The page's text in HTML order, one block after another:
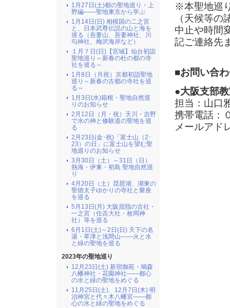
※本聖地巡
（天候等
中止や時間
記ご連絡先
■お問い合
●大阪支部
担当：山口
携帯電話：
メールアド
1月27日(土)都の聖地巡り・上
野編――聖地東京から学ぶ
1月14日(日) 相模国の二之宮
と、日本武尊伝説の山と海を
巡る（吾妻山、吾妻神社、川
勾神社、梅沢海岸など）
１月７日(日)【宮城】仙台初詣
聖地巡り～新春の杜の都の寺
社を巡る～
1月8日（月祝）京都初詣聖地
巡り～新春の古都の寺社を巡
る～
1月3日(水)箱根・聖地自然巡
りのお知らせ
2月12日（月・祝）天川・吉野
で水の神と修験道の聖地を巡
る
2月23日(金･祝)「富士山（2･
23）の日」に富士山を望む聖
地巡りのお知らせ
3月30日（土）～31日（日）
熱海・伊東・初島 聖地自然巡
り
4月20日（土）琵琶湖、湖東の
聖徳太子ゆかりの寺社と磐座
を巡る
5月13日(月) 大阪屈指の古社・
一之宮（住吉大社・枚岡神
社）等を巡る
6月1日(土)～2日(日) 天下の名
湯・草津と浅間山――火と水
と緑の聖地を巡る
2023年の聖地巡り
12月23日(土) 新宿御苑・鳩森
八幡神社・花園神社――都心
の水と緑の聖地をめぐる
11月25日(土)、12月7日(木) 明
治神宮と代々木八幡宮――都
心の水と緑の聖地をめぐる